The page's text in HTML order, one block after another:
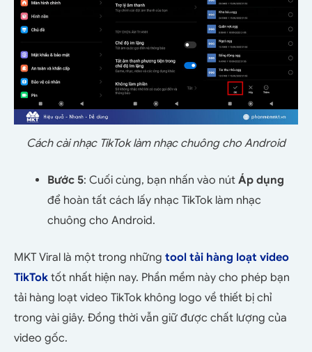
Cách cài nhạc TikTok làm nhạc chuông cho Android
Bước 5: Cuối cùng, bạn nhấn vào nút Áp dụng
để hoàn tất cách lấy nhạc TikTok làm nhạc
chuông cho Android.
MKT Viral là một trong những tool tải hàng loạt video
TikTok tốt nhất hiện nay. Phần mềm này cho phép bạn
tải hàng loạt video TikTok không logo về thiết bị chỉ
trong vài giây. Đồng thời vẫn giữ được chất lượng của
video gốc.